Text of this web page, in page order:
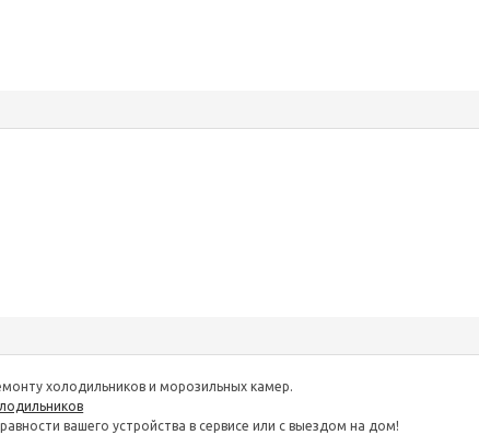
холодильников и морозильных камер.
вашего устройства в сервисе или с выездом на дом!